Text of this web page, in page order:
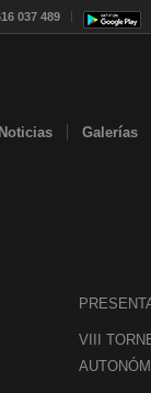
037 489
Noticias Galerías
VIII